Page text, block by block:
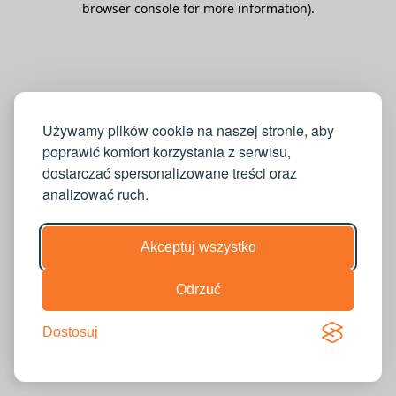
Używamy plików cookie na naszej stronie, aby
poprawić komfort korzystania z serwisu,
dostarczać spersonalizowane treści oraz
analizować ruch.
Akceptuj wszystko
Odrzuć
Dostosuj
browser console for more information).